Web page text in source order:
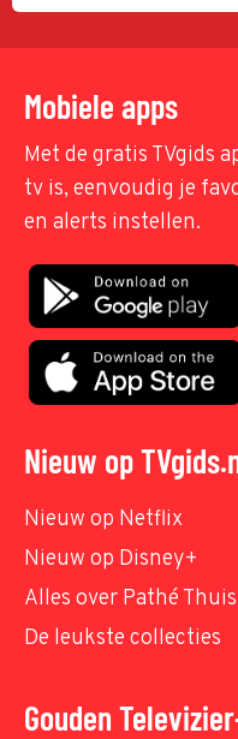
Mobiele apps
Met de gratis TVgids
tv is, eenvoudig je
en alerts instellen.
Nieuw op
Nieuw op Netflix
Nieuw op Disney+
Alles over Pathé Thuis
De leukste collecties
Gouden